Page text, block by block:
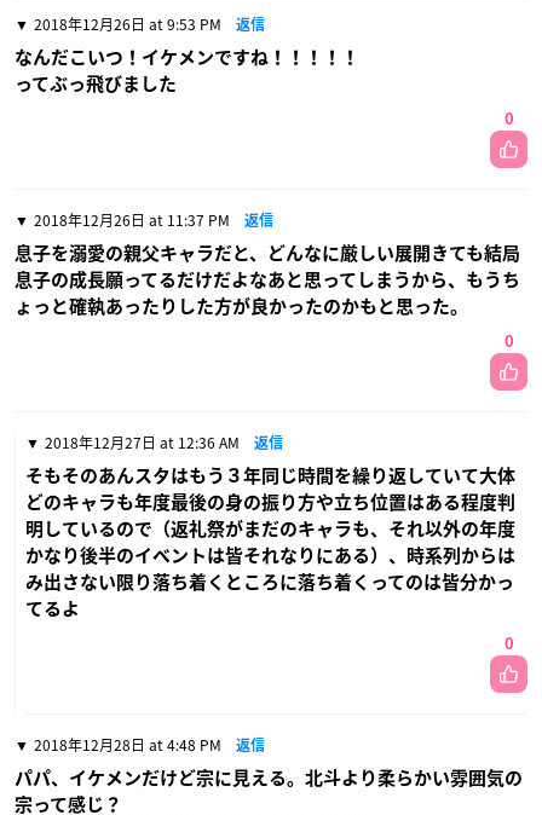
2018年12月26日 at 9:53 PM 返信
なんだこいつ！イケメンですね！！！！！
ってぶっ飛びました
0
2018年12月26日 at 11:37 PM 返信
息子を溺愛の親父キャラだと、どんなに厳しい展開きても結局
息子の成長願ってるだけだよなあと思ってしまうから、もうち
ょっと確執あったりした方が良かったのかもと思った。
0
2018年12月27日 at 12:36 AM 返信
そもそのあんスタはもう３年同じ時間を繰り返していて大体
どのキャラも年度最後の身の振り方や立ち位置はある程度判
明しているので（返礼祭がまだのキャラも、それ以外の年度
かなり後半のイベントは皆それなりにある）、時系列からは
み出さない限り落ち着くところに落ち着くってのは皆分かっ
てるよ
0
2018年12月28日 at 4:48 PM 返信
パパ、イケメンだけど宗に見える。北斗より柔らかい雰囲気の
宗って感じ？